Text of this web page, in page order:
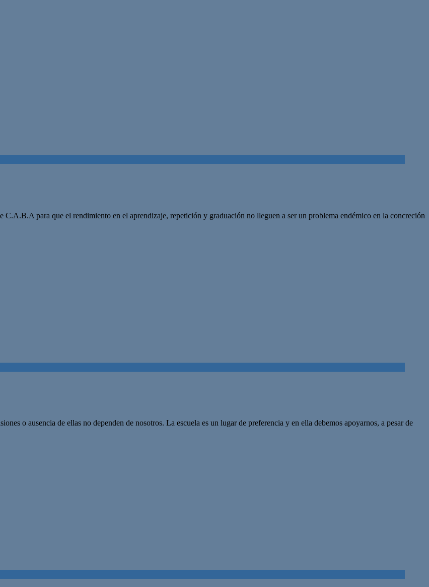
para que el rendimiento en el aprendizaje, repetición y graduación no lleguen a ser un problema endémico en la concreción
o ausencia de ellas no dependen de nosotros. La escuela es un lugar de preferencia y en ella debemos apoyarnos, a pesar de